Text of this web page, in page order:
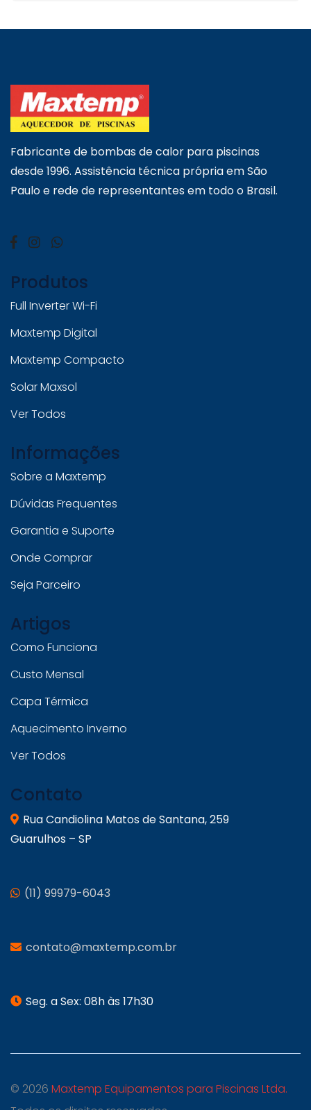
Fabricante de bombas de calor para piscinas
desde 1996. Assistência técnica própria em São
Paulo e rede de representantes em todo o Brasil.
Produtos
Full Inverter Wi-Fi
Maxtemp Digital
Maxtemp Compacto
Solar Maxsol
Ver Todos
Informações
Sobre a Maxtemp
Dúvidas Frequentes
Garantia e Suporte
Onde Comprar
Seja Parceiro
Artigos
Como Funciona
Custo Mensal
Capa Térmica
Aquecimento Inverno
Ver Todos
Contato
Rua Candiolina Matos de Santana, 259
Guarulhos – SP
(11) 99979-6043
contato@maxtemp.com.br
Seg. a Sex: 08h às 17h30
© 2026 Maxtemp Equipamentos para Piscinas Ltda.